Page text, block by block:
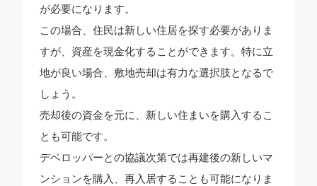
が必要になります。
この場合、住民は新しい住居を探す必要がありま
すが、資産を現金化することができます。特に立
地が良い場合、敷地売却は有力な選択肢となるで
しょう。
売却後の資金を元に、新しい住まいを購入するこ
とも可能です。
デベロッパーとの協議次第では再建後の新しいマ
ンションを購入、再入居することも可能になりま